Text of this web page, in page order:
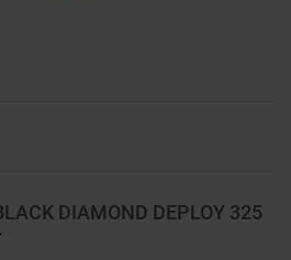
DIAMOND DEPLOY 325